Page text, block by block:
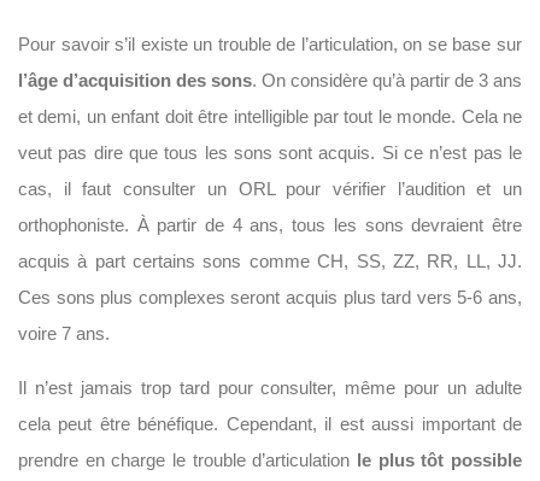
Pour savoir s’il existe un trouble de l’articulation, on se base sur
l’âge d’acquisition des sons. On considère qu’à partir de 3 ans
et demi, un enfant doit être intelligible par tout le monde. Cela ne
veut pas dire que tous les sons sont acquis. Si ce n’est pas le
cas, il faut consulter un ORL pour vérifier l’audition et un
orthophoniste. À partir de 4 ans, tous les sons devraient être
acquis à part certains sons comme CH, SS, ZZ, RR, LL, JJ.
Ces sons plus complexes seront acquis plus tard vers 5-6 ans,
voire 7 ans.
Il n’est jamais trop tard pour consulter, même pour un adulte
cela peut être bénéfique. Cependant, il est aussi important de
prendre en charge le trouble d’articulation le plus tôt possible